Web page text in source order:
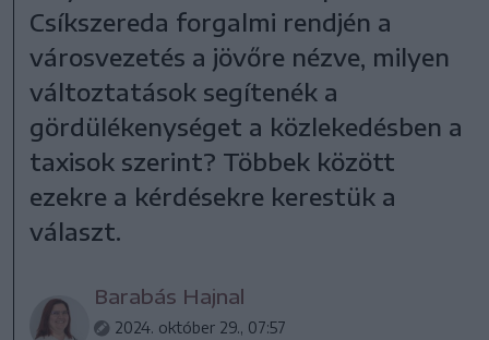
Csíkszereda forgalmi rendjén a
városvezetés a jövőre nézve, milyen
változtatások segítenék a
gördülékenységet a közlekedésben a
taxisok szerint? Többek között
ezekre a kérdésekre kerestük a
választ.
Barabás Hajnal
2024. október 29., 07:57